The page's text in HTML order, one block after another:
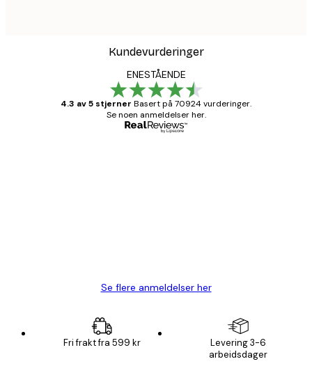
Kundevurderinger
ENESTÅENDE
4.3 av 5 stjerner Basert på 70924 vurderinger.
Se noen anmeldelser her.
Se flere anmeldelser her
Fri frakt fra 599 kr
Levering 3-6
arbeidsdager